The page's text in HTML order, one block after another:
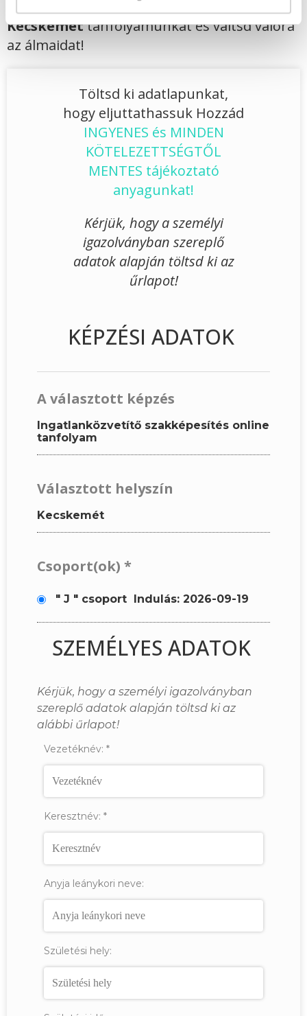
szakképesítés online tanfolyam -
Kecskeméttanfolyamunkat és váltsd valóra
az álmaidat!
Töltsd ki adatlapunkat,
hogy eljuttathassuk Hozzád
INGYENES és MINDEN
KÖTELEZETTSÉGTŐL
MENTES tájékoztató
anyagunkat!
Kérjük, hogy a személyi
igazolványban szereplő
adatok alapján töltsd ki az
űrlapot!
KÉPZÉSI ADATOK
A választott képzés
Ingatlanközvetítő szakképesítés online
tanfolyam
Választott helyszín
Kecskemét
Csoport(ok) *
" J " csoport Indulás: 2026-09-19
SZEMÉLYES ADATOK
Kérjük, hogy a személyi igazolványban
szereplő adatok alapján töltsd ki az
alábbi űrlapot!
Vezetéknév: *
Keresztnév: *
Anyja leánykori neve:
Születési hely: